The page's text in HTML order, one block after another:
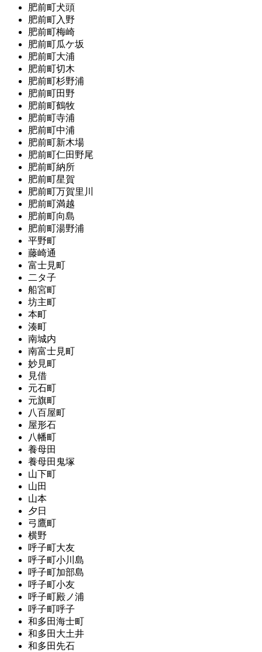
肥前町犬頭
肥前町入野
肥前町梅崎
肥前町瓜ケ坂
肥前町大浦
肥前町切木
肥前町杉野浦
肥前町田野
肥前町鶴牧
肥前町寺浦
肥前町中浦
肥前町新木場
肥前町仁田野尾
肥前町納所
肥前町星賀
肥前町万賀里川
肥前町満越
肥前町向島
肥前町湯野浦
平野町
藤崎通
富士見町
二タ子
船宮町
坊主町
本町
湊町
南城内
南富士見町
妙見町
見借
元石町
元旗町
八百屋町
屋形石
八幡町
養母田
養母田鬼塚
山下町
山田
山本
夕日
弓鷹町
横野
呼子町大友
呼子町小川島
呼子町加部島
呼子町小友
呼子町殿ノ浦
呼子町呼子
和多田海士町
和多田大土井
和多田先石